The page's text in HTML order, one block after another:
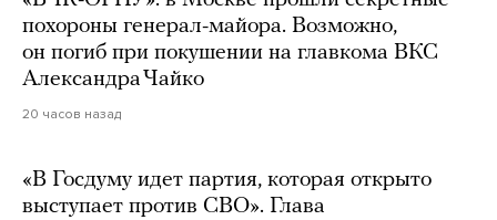
похороны генерал-майора. Возможно,
он погиб при покушении на главкома ВКС
Александра Чайко
20 часов назад
«В Госдуму идет партия, которая открыто
выступает против СВО». Глава